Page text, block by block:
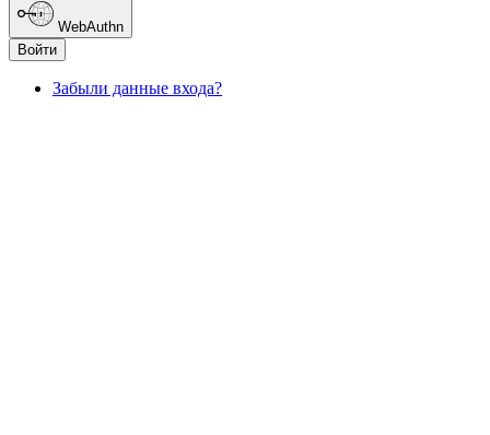
WebAuthn
Войти
Забыли данные входа?